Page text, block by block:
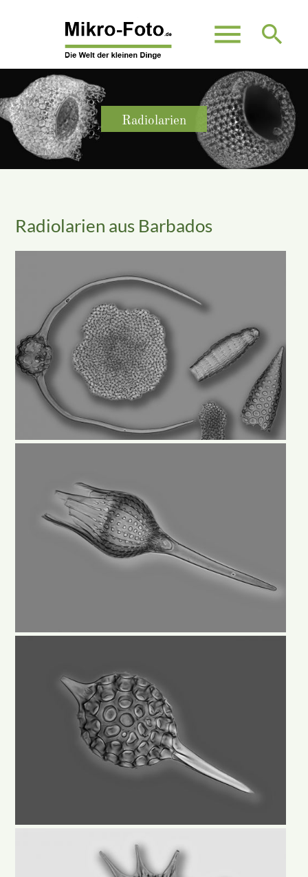
menu search
Suchbegriffe SUCHEN
Radiolarien
Radiolarien aus Barbados